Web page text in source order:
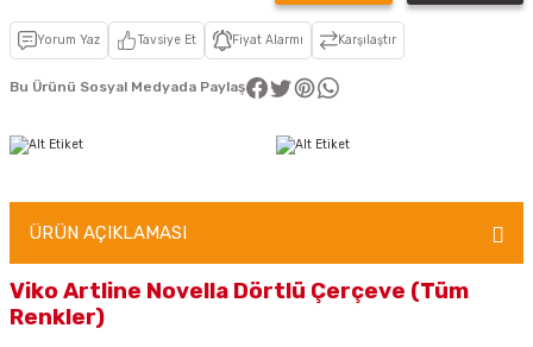
Yorum Yaz Tavsiye Et Fiyat Alarmı Karşılaştır
Bu Ürünü Sosyal Medyada Paylaş
ÜRÜN AÇIKLAMASI
Viko Artline Novella Dörtlü Çerçeve (Tüm
Renkler)